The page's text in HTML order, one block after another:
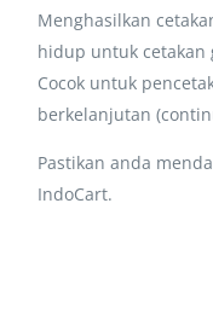
Menghasilkan
hidup untuk cetakan
Cocok untuk
berkelanjutan
Pastikan anda
IndoCart.